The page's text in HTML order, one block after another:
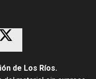
de Los Ríos.